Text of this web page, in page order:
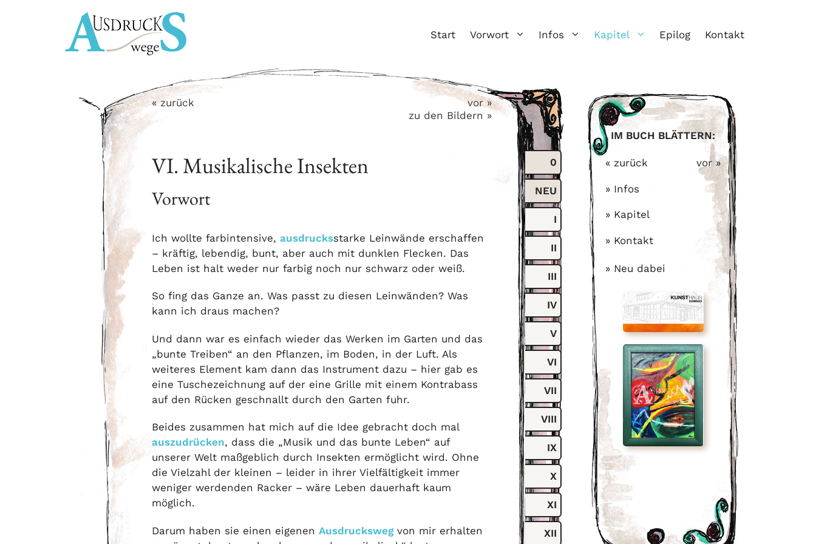
Start Vorwort Infos Kapitel Epilog Kontakt
« zurück
vor »
zu den Bildern »
VI. Musikalische Insekten
Vorwort
Ich wollte farbintensive, ausdrucksstarke Leinwände erschaffen
– kräftig, lebendig, bunt, aber auch mit dunklen Flecken. Das
Leben ist halt weder nur farbig noch nur schwarz oder weiß.
So fing das Ganze an. Was passt zu diesen Leinwänden? Was
kann ich draus machen?
Und dann war es einfach wieder das Werken im Garten und das
„bunte Treiben“ an den Pflanzen, im Boden, in der Luft. Als
weiteres Element kam dann das Instrument dazu – hier gab es
eine Tuschezeichnung auf der eine Grille mit einem Kontrabass
auf den Rücken geschnallt durch den Garten fuhr.
Beides zusammen hat mich auf die Idee gebracht doch mal
auszudrücken, dass die „Musik und das bunte Leben“ auf
unserer Welt maßgeblich durch Insekten ermöglicht wird. Ohne
die Vielzahl der kleinen – leider in ihrer Vielfältigkeit immer
weniger werdenden Racker – wäre Leben dauerhaft kaum
möglich.
Darum haben sie einen eigenen Ausdruckswegvon mir erhalten
0
NEU
I
II
III
IV
V
VI
VII
VIII
IX
X
XI
XII
IM BUCH BLÄTTERN:
« zurück vor »
» Infos
» Kapitel
» Kontakt
» Neu dabei